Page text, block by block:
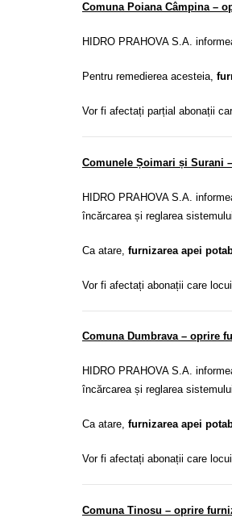
Comuna Poiana Câmpina –
HIDRO PRAHOVA S.A.
Pentru remedierea acesteia,
Vor fi afectați parțial abonații
Comunele Șoimari și Surani
HIDRO PRAHOVA S.A.
încărcarea și reglarea sistemului.
Ca atare, furnizarea apei
Vor fi afectați abonații care
Comuna Dumbrava – oprire
HIDRO PRAHOVA S.A.
încărcarea și reglarea
Ca atare, furnizarea apei
Vor fi afectați abonații care
Comuna Tinosu – oprire